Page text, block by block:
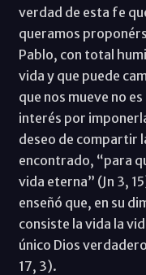
verdad de esta fe
queramos
Pablo, con total
vida y que puede
que nos mueve no
interés por
deseo de compartir
encontrado, “para
vida eterna” (Jn 3,
enseñó que, en su
consiste la vida la
único Dios
17, 3).